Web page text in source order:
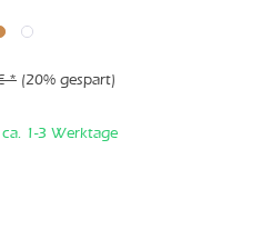
* (20% gespart)
1-3 Werktage